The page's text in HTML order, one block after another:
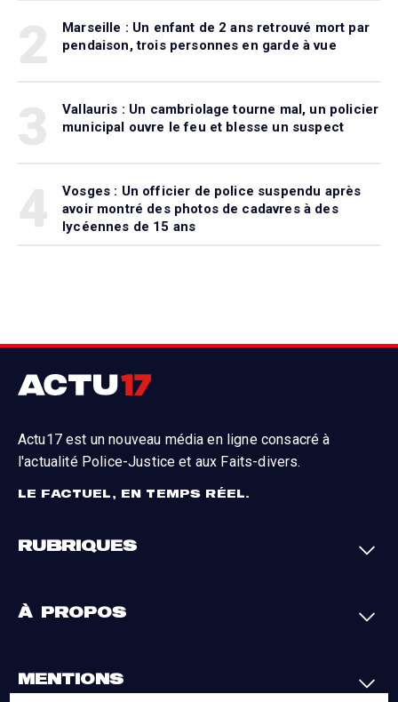
Marseille : Un enfant de 2 ans retrouvé mort par
pendaison, trois personnes en garde à vue
Vallauris : Un cambriolage tourne mal, un policier
municipal ouvre le feu et blesse un suspect
Vosges : Un officier de police suspendu après
avoir montré des photos de cadavres à des
lycéennes de 15 ans
Actu17 est un nouveau média en ligne consacré à
l'actualité Police-Justice et aux Faits-divers.
LE FACTUEL, EN TEMPS RÉEL.
RUBRIQUES
Justice
Par région
À PROPOS
L'appli Actu17
S'abonner
MENTIONS